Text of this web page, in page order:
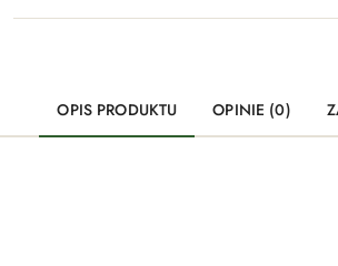
OPIS PRODUKTU OPINIE (0)